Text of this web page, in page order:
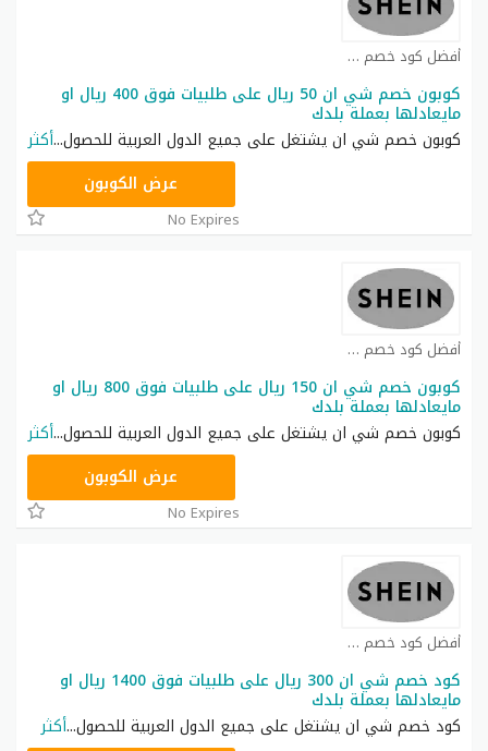
أفضل كود خصم شي ان كوبون
كوبون خصم شي ان 50 ريال على طلبيات فوق 400 ريال او
مايعادلها بعملة بلدك
كوبون خصم شي ان يشتغل على جميع الدول العربية للحصول...أكثر
عرض الكوبون
No Expires
أفضل كود خصم شي ان كوبون
كوبون خصم شي ان 150 ريال على طلبيات فوق 800 ريال او
مايعادلها بعملة بلدك
كوبون خصم شي ان يشتغل على جميع الدول العربية للحصول...أكثر
عرض الكوبون
No Expires
أفضل كود خصم شي ان كوبون
كود خصم شي ان 300 ريال على طلبيات فوق 1400 ريال او
مايعادلها بعملة بلدك
كود خصم شي ان يشتغل على جميع الدول العربية للحصول...أكثر